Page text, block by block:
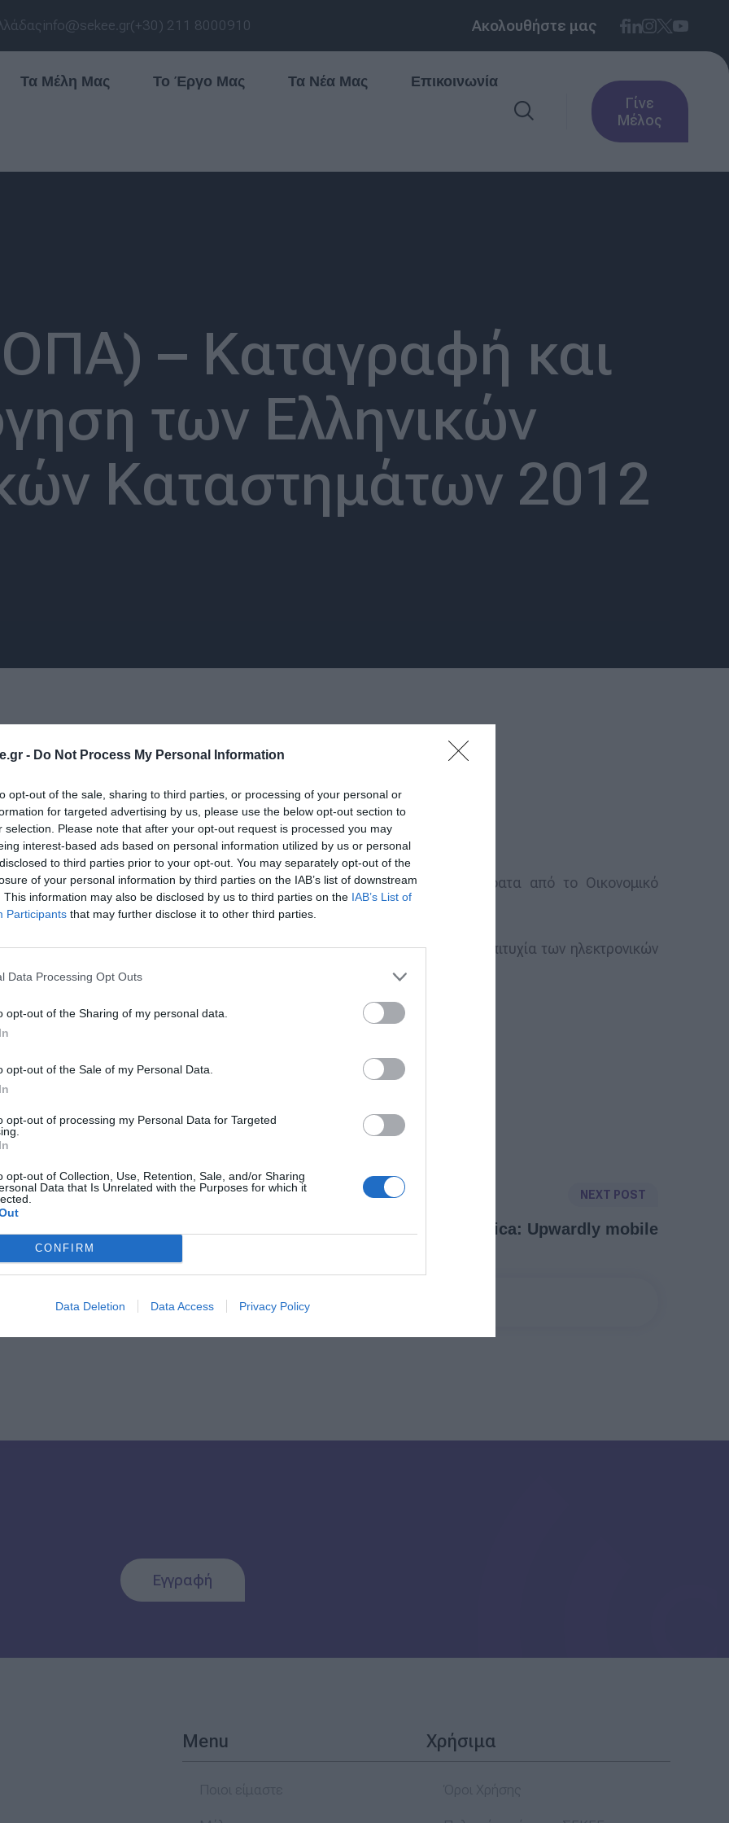
- Do Not Process My Personal Information
opt-out of the sale, sharing to third parties, or processing of your personal or
for targeted advertising by us, please use the below opt-out section to
selection. Please note that after your opt-out request is processed you may
interest-based ads based on personal information utilized by us or personal
to third parties prior to your opt-out. You may separately opt-out of the
of your personal information by third parties on the IAB’s list of downstream
This information may also be disclosed by us to third parties on the IAB’s List of
Participants that may further disclose it to other third parties.
Data Processing Opt Outs
opt-out of the Sharing of my personal data.
opt-out of the Sale of my Personal Data.
opt-out of processing my Personal Data for Targeted
opt-out of Collection, Use, Retention, Sale, and/or Sharing
Data that Is Unrelated with the Purposes for which it
CONFIRM
Data Deletion Data Access Privacy Policy
info@sekee.gr(+30) 211 8000910 Ακολουθήστε μας
Τα Μέλη Μας Το Έργο Μας Τα Νέα Μας Επικοινωνία
Γίνε
Μέλος
– Καταγραφή και
των Ελληνικών
Καταστημάτων 2012
των Ελληνικών ηλεκτρονικών καταστημάτων ολοκληρώθηκε πρόσφατα από το Οικονομικό
Επιχειρείν).
με βάσει τους τέσσερις κύριους άξονες που επηρεάζουν την επιτυχία των ηλεκτρονικών
επιχείρηση – συναλλαγή
Ελληνικών Ηλεκτρονικών Καταστημάτων 2012
NEXT POST
Innovation in Africa: Upwardly mobile
Back to Blog Post
Εγγραφή
Menu Χρήσιμα